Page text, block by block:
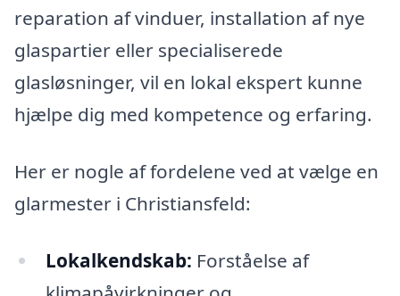
reparation af vinduer, installation af nye
glaspartier eller specialiserede
glasløsninger, vil en lokal ekspert kunne
hjælpe dig med kompetence og erfaring.
Her er nogle af fordelene ved at vælge en
glarmester i Christiansfeld:
Lokalkendskab: Forståelse af